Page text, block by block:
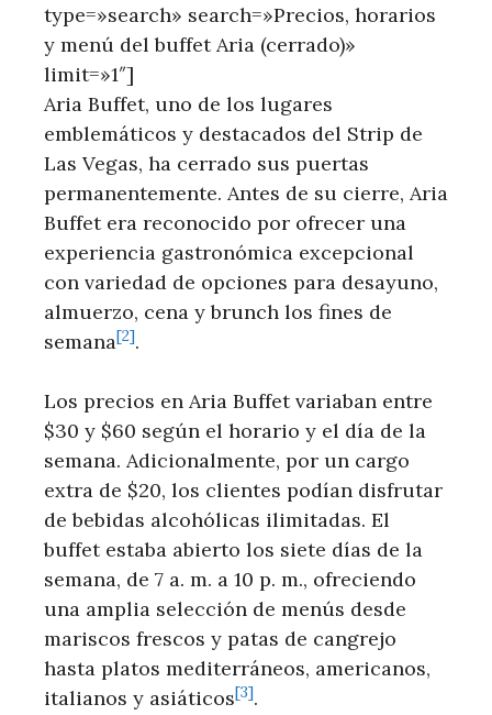
type=»search» search=»Precios, horarios
y menú del buffet Aria (cerrado)»
limit=»1″]
Aria Buffet, uno⁢ de los ‍lugares
emblemáticos y destacados del Strip de
Las⁤ Vegas, ha cerrado sus puertas‌
permanentemente. Antes de ​su​ cierre, Aria
Buffet era reconocido por ofrecer una
experiencia gastronómica⁣ excepcional
con variedad de opciones para desayuno,
almuerzo, cena y brunch los ⁤fines de
semana[2].
Los precios en Aria Buffet variaban‍ entre‌
$30 y $60⁤ según el‍ horario ⁢y el ⁢día de​ la
semana. Adicionalmente, por un cargo
extra​ de ⁣$20, los clientes podían disfrutar
de bebidas alcohólicas ilimitadas. El
‌buffet ​estaba​ abierto⁤ los siete días⁢ de⁢ la
semana, de 7 a.‌ m. a 10‍ p.‍ m., ofreciendo
una amplia selección de menús desde
mariscos frescos y⁣ patas de cangrejo
hasta platos mediterráneos, americanos,
italianos y asiáticos[3].